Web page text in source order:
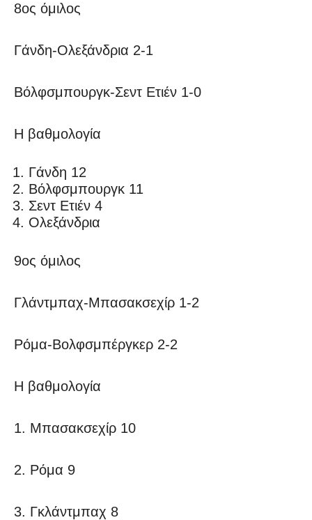
8ος όμιλος
Γάνδη-Ολεξάνδρια 2-1
Βόλφσμπουργκ-Σεντ Ετιέν 1-0
Η βαθμολογία
Γάνδη 12
Βόλφσμπουργκ 11
Σεντ Ετιέν 4
Ολεξάνδρια
9ος όμιλος
Γλάντμπαχ-Μπασακσεχίρ 1-2
Ρόμα-Βολφσμπέργκερ 2-2
Η βαθμολογία
1. Μπασακσεχίρ 10
2. Ρόμα 9
3. Γκλάντμπαχ 8